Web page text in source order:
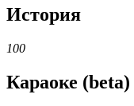
История
100
Караоке (beta)